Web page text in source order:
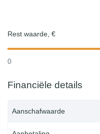
Rest waarde, €
0
Financiële details
Aanschafwaarde